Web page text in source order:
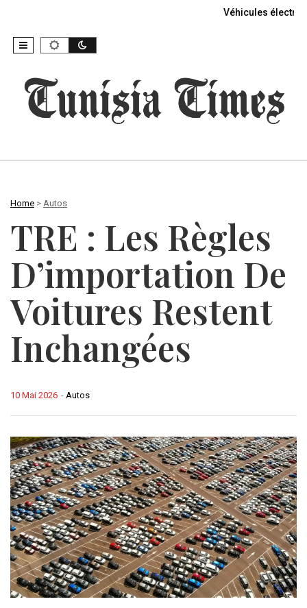
Véhicules
Home > Autos
TRE : Les Règles
D’importation De
Voitures Restent
Inchangées
- Autos
10 Mai 2026